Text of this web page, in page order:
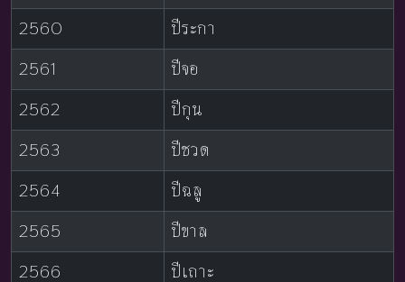
2560
ปีระกา
2561
ปีจอ
2562
ปีกุน
2563
ปีชวด
2564
ปีฉลู
2565
ปีขาล
2566
ปีเถาะ